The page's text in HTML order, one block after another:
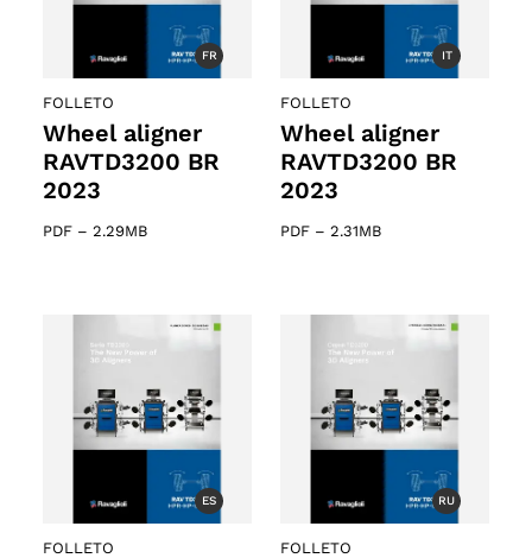
FR
FOLLETO
Wheel aligner
RAVTD3200 BR
2023
PDF – 2.29MB
IT
FOLLETO
Wheel aligner
RAVTD3200 BR
2023
PDF – 2.31MB
ES
FOLLETO
RU
FOLLETO